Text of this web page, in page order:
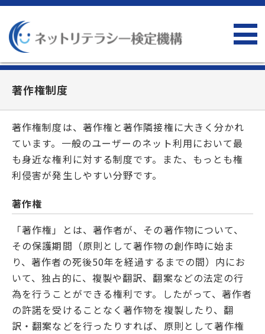
著作権制度
著作権制度は、著作権と著作隣接権に大きく分かれ
ています。一般のユーザーのネット利用において最
も身近な権利に対する制度です。また、もっとも権
利侵害が発生しやすい分野です。
著作権
「著作権」とは、著作者が、その著作物について、
その保護期間（原則として著作物の創作時に始ま
り、著作者の死後50年を経過するまでの間）内にお
いて、独占的に、複製や翻訳、翻案などの法定の行
為を行うことができる権利です。したがって、著作者
の許諾を受けることなく著作物を複製したり、翻
訳・翻案などを行ったりすれば、原則として著作権